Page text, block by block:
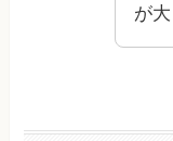
が